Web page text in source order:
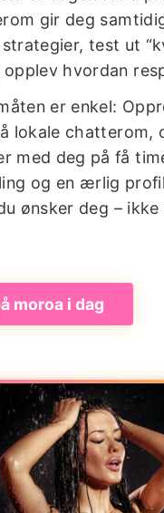
gir deg
test ut
hvordan
er enkel:
lokale chatterom,
med deg på få
og en ærlig
ønsker deg – ikke
moroa i dag